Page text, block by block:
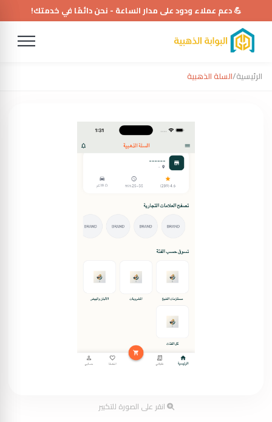
💪 دعم عملاء ودود على مدار الساعة - نحن دائمًا في خدمتك!
الرئيسية/السلة الذهبية
انقر على الصورة للتكبير